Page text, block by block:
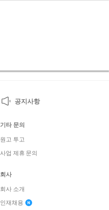
공지사항
기타 문의
원고 투고
사업 제휴 문의
회사
회사 소개
인재채용